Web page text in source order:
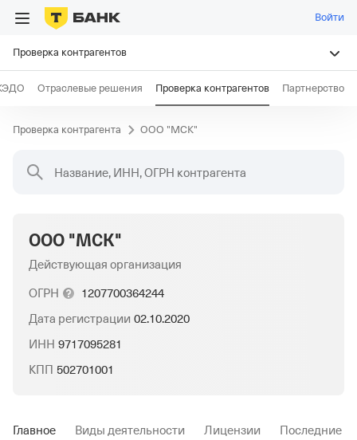
Войти
Проверка контрагентов
Отраслевые решения Проверка контрагентов Партнерство
Проверка контрагента ООО "МСК"
Название, ИНН, ОГРН контрагента
ООО "МСК"
Действующая организация
ОГРН
1207700364244
Дата регистрации 02.10.2020
ИНН 9717095281
КПП 502701001
Главное Виды деятельности Лицензии Последние